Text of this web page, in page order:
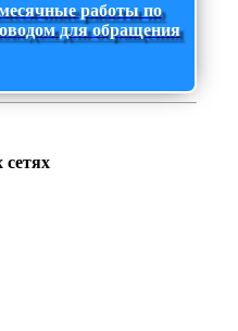
работы по
для обращения
сетях